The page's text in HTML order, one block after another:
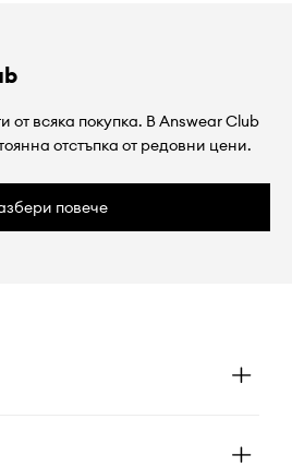
от всяка покупка. В Answear Club
отстъпка от редовни цени.
повече